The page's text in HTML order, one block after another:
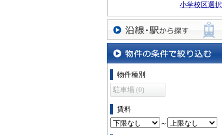
小学校区選択
沿線・駅から探す
物件の条件で絞り込む
物件種別
駐車場 (0)
賃料
～